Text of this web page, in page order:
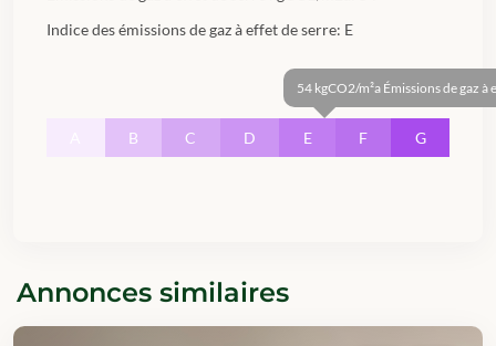
Indice des émissions de gaz à effet de serre: E
B C D
54 kgCO2/m²a Émissions de gaz à
E F G
Annonces similaires